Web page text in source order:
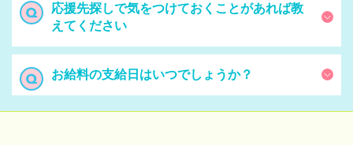
応援先探しで気をつけておくことがあれば教
えてください
お給料の支給日はいつでしょうか？